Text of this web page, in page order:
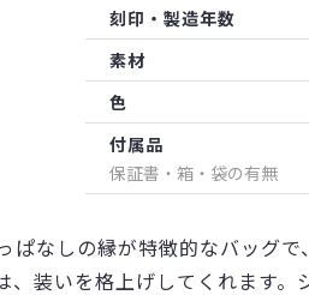
刻印・製造年数
素材
色
付属品
保証書・箱・袋の有無
ぱなしの縁が特徴的なバッグ
装いを格上げしてくれます。